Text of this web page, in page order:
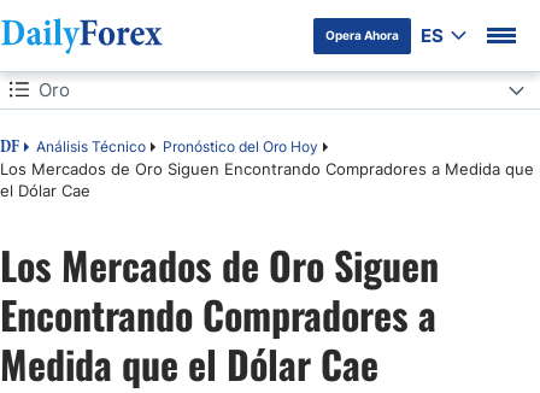
Opera Ahora ES
Tabla de contenidos
DF Análisis Técnico Pronóstico del Oro Hoy
Los Mercados de Oro Siguen Encontrando Compradores a Medida que
el Dólar Cae
Oro
Oro
Política del Banco Central e Influencia de la Reserva Federal
Los Mercados de Oro Siguen
Encontrando Compradores a
Medida que el Dólar Cae